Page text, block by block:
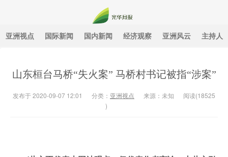
光华月报
亚洲视点 国际新闻 国内新闻 经济观察 亚洲风云 主持人
山东桓台马桥“失火案” 马桥村书记被指“涉案”
发布于 2020-09-07 12:01 分类： 亚洲视点 来源：未知 阅读(18525
)